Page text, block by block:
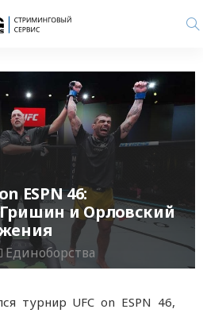
ESPN 46:
и Орловский
Единоборства
турнир UFC on ESPN 46,